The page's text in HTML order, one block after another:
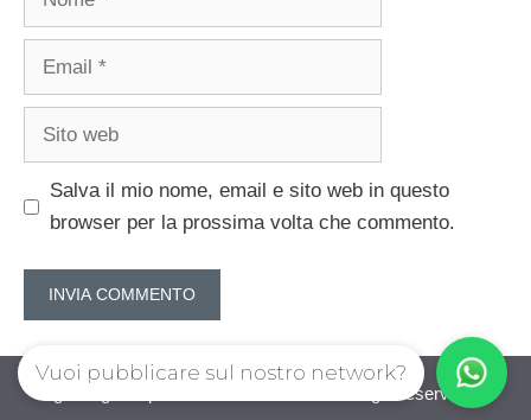
Email
Sito
Salva il mio nome, email e sito web in questo
browser per la prossima volta che commento.
guadagnorisparmiando.com © 2026. All right reserverd.
Vuoi pubblicare sul nostro network?